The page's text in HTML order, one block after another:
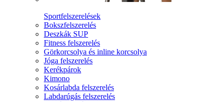
Sportfelszerelések
Bokszfelszerelés
Deszkák SUP
Fitness felszerelés
Görkorcsolya és inline korcsolya
Jóga felszerelés
Kerékpárok
Kimono
Kosárlabda felszerelés
Labdarúgás felszerelés